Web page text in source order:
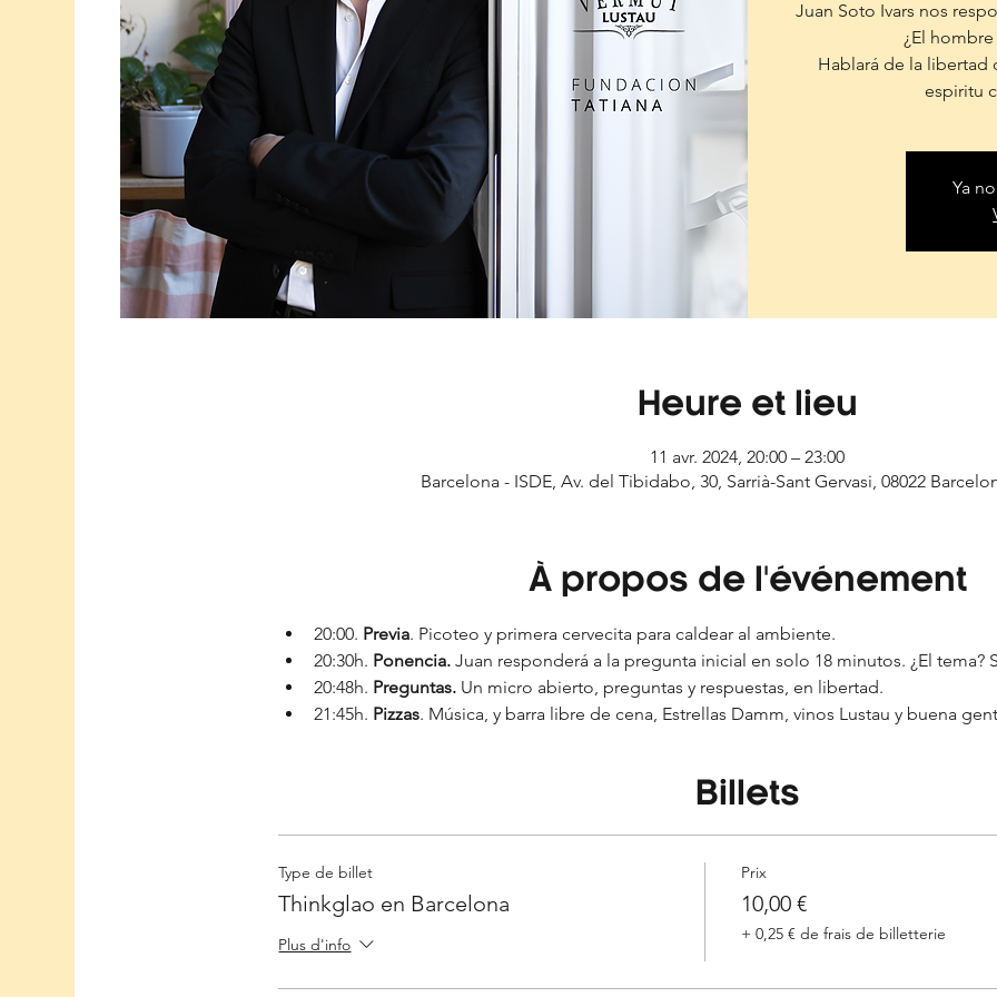
Juan Soto Ivars nos
¿El
Hablará de la libertad
espiritu
Ya
Heure et lieu
11 avr. 2024, 20:00 – 23:00
Barcelona - ISDE, Av. del Tibidabo, 30, Sarrià-Sant Gervasi, 08022
À propos de l'événement
20:00. Previa. Picoteo y primera cervecita para caldear al ambiente.
20:30h. Ponencia. Juan responderá a la pregunta inicial en solo 18 minutos. ¿El tema?
20:48h. Preguntas. Un micro abierto, preguntas y respuestas, en libertad.
21:45h. Pizzas. Música, y barra libre de cena, Estrellas Damm, vinos Lustau y buena
Billets
Type de billet
Thinkglao en Barcelona
Plus d'info
Prix
10,00 €
+ 0,25 € de frais de billetterie